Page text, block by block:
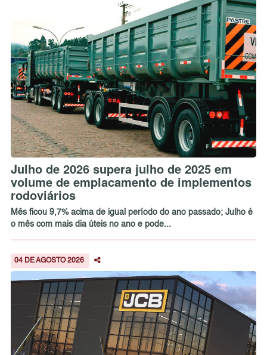
Julho de 2026 supera julho de 2025 em
volume de emplacamento de implementos
rodoviários
Mês ficou 9,7% acima de igual período do ano passado; Julho é
o mês com mais dia úteis no ano e pode...
04 DE AGOSTO 2026